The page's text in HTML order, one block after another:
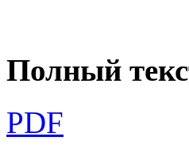
Полный
PDF